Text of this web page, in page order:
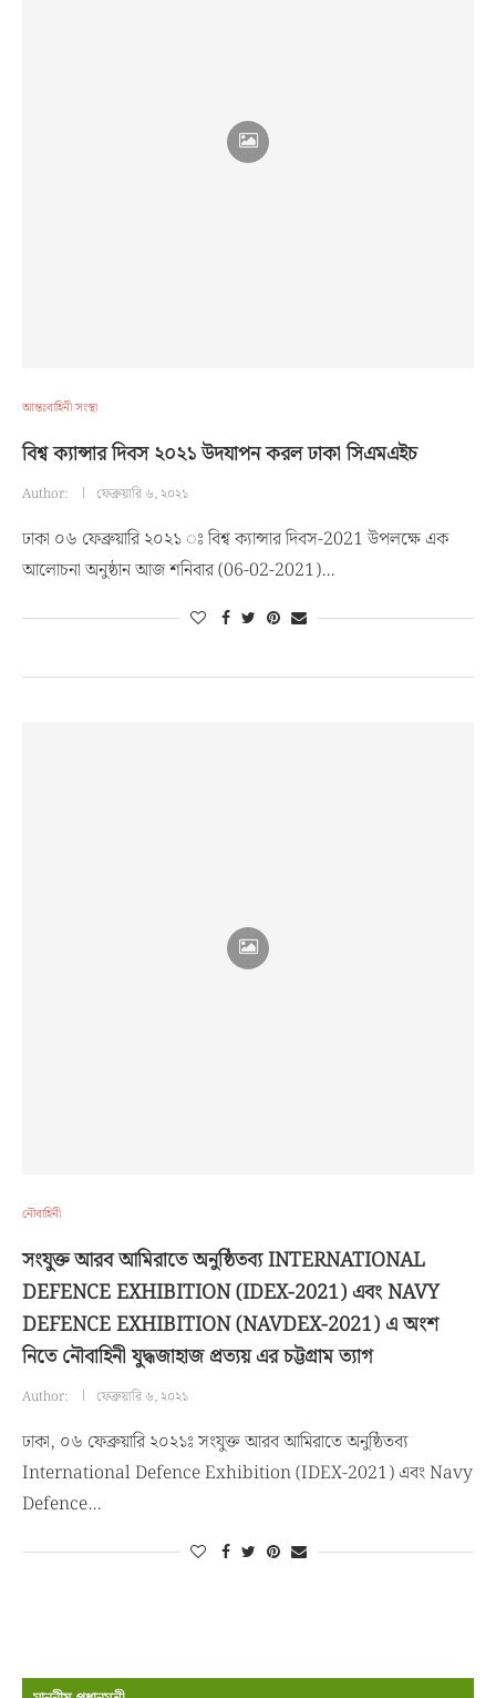
আন্তঃবাহিনী সংস্থা
বিশ্ব ক্যান্সার দিবস ২০২১ উদযাপন করল ঢাকা সিএমএইচ
Author: ফেব্রুয়ারি ৬, ২০২১
ঢাকা ০৬ ফেব্রুয়ারি ২০২১ ঃ বিশ্ব ক্যান্সার দিবস-2021 উপলক্ষে এক
আলোচনা অনুষ্ঠান আজ শনিবার (06-02-2021)…
নৌবাহিনী
সংযুক্ত আরব আমিরাতে অনুষ্ঠিতব্য INTERNATIONAL
DEFENCE EXHIBITION (IDEX-2021) এবং NAVY
DEFENCE EXHIBITION (NAVDEX-2021) এ অংশ
নিতে নৌবাহিনী যুদ্ধজাহাজ প্রত্যয় এর চট্টগ্রাম ত্যাগ
Author: ফেব্রুয়ারি ৬, ২০২১
ঢাকা, ০৬ ফেব্রুয়ারি ২০২১ঃ সংযুক্ত আরব আমিরাতে অনুষ্ঠিতব্য
International Defence Exhibition (IDEX-2021) এবং Navy
Defence…